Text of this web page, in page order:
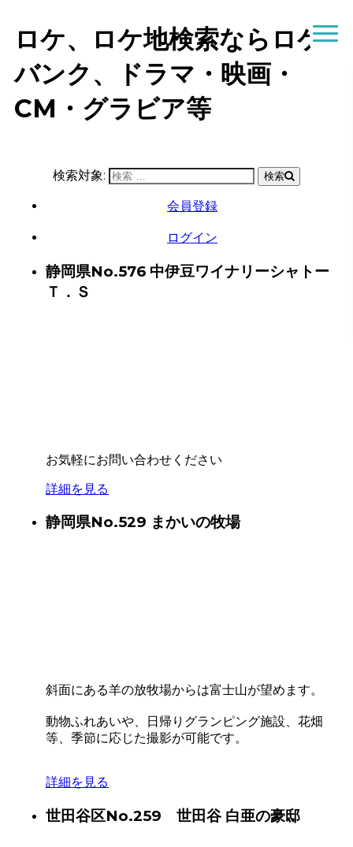
ロケ、ロケ地検索ならロケ
バンク、ドラマ・映画・
CM・グラビア等
検索対象: 検索
会員登録
ログイン
静岡県No.576 中伊豆ワイナリーシャトー
Ｔ．Ｓ
お気軽にお問い合わせください
詳細を見る
静岡県No.529 まかいの牧場
斜面にある羊の放牧場からは富士山が望めます。
動物ふれあいや、日帰りグランピング施設、花畑
等、季節に応じた撮影が可能です。
詳細を見る
世田谷区No.259 世田谷 白亜の豪邸